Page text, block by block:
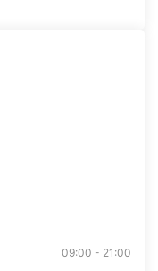
09:00 - 21:00